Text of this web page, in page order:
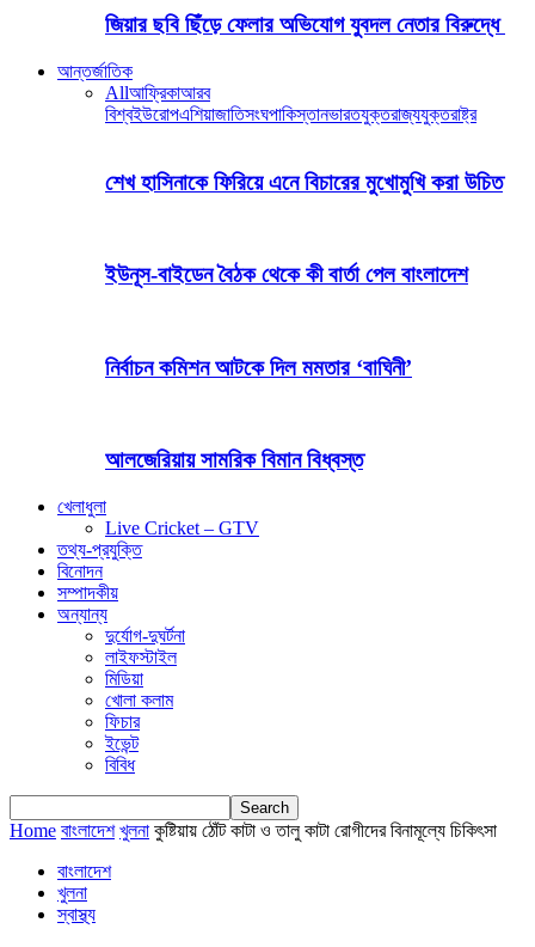
জিয়ার ছবি ছিঁড়ে ফেলার অভিযোগ যুবদল নেতার বিরুদ্ধে
আন্তর্জাতিক
Allআফ্রিকাআরব
বিশ্বইউরোপএশিয়াজাতিসংঘপাকিস্তানভারতযুক্তরাজ্যযুক্তরাষ্ট্র
শেখ হাসিনাকে ফিরিয়ে এনে বিচারের মুখোমুখি করা উচিত
ইউনূস-বাইডেন বৈঠক থেকে কী বার্তা পেল বাংলাদেশ
নির্বাচন কমিশন আটকে দিল মমতার ‘বাঘিনী’
আলজেরিয়ায় সামরিক বিমান বিধ্বস্ত
খেলাধুলা
Live Cricket – GTV
তথ্য-প্রযুক্তি
বিনোদন
সম্পাদকীয়
অন্যান্য
দুর্যোগ-দুঘর্টনা
লাইফস্টাইল
মিডিয়া
খোলা কলাম
ফিচার
ইভেন্ট
বিবিধ
Home বাংলাদেশ খুলনা কুষ্টিয়ায় ঠোঁট কাটা ও তালু কাটা রোগীদের বিনামূল্যে চিকিৎসা
বাংলাদেশ
খুলনা
স্বাস্থ্য